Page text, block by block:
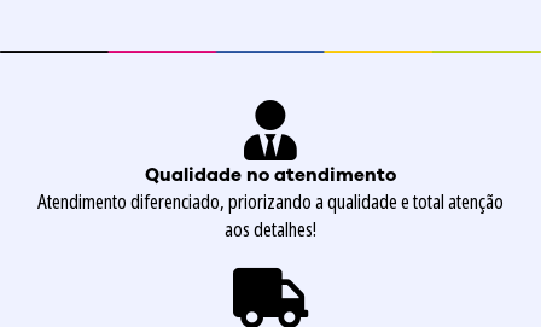
Qualidade no atendimento
Atendimento diferenciado, priorizando a qualidade e total atenção
aos detalhes!